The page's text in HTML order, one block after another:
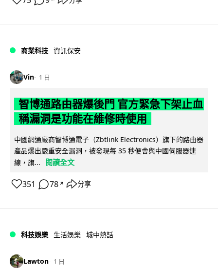
商業科技 資訊保安
Vin 1 日
智博通路由器爆後門 官方緊急下架止血
稱漏洞是功能在維修時使用
中國網通廠商智博通電子（Zbtlink Electronics）旗下的路由器
產品爆出嚴重安全漏洞，被發現每 35 秒便會與中國伺服器連
線，旗...
閱讀全文
351 78 ↗ 分享
科技娛樂 生活娛樂 城中熱話
Lawton 1 日